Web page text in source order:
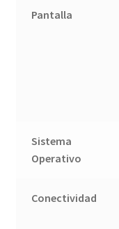
Pantalla
Sistema
Operativo
Conectividad